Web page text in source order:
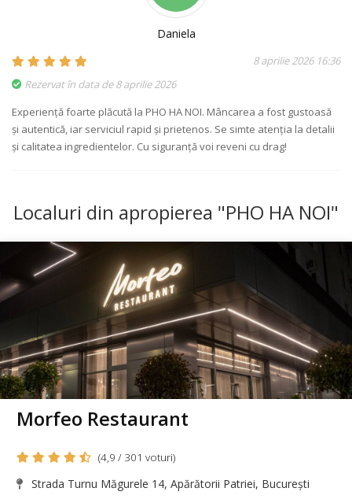
Daniela
8 aprilie 2026 16:36
Rezervat în data de 8 aprilie 2026
Experiență foarte plăcută la PHO HA NOI. Mâncarea a fost gustoasă
și autentică, iar serviciul rapid și prietenos. Se simte atenția la detalii
și calitatea ingredientelor. Cu siguranță voi reveni cu drag!
Localuri din apropierea "PHO HA NOI"
Morfeo Restaurant
(4,9 / 301 voturi)
Strada Turnu Măgurele 14, Apărătorii Patriei, București